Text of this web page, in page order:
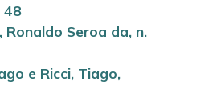
48
Ronaldo Seroa da, n.
e Ricci, Tiago,